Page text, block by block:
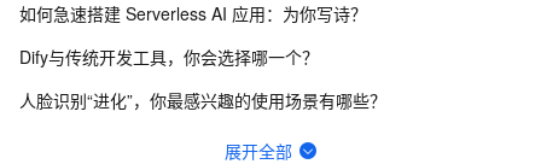
如何急速搭建 Serverless AI 应用：为你写诗？
Dify与传统开发工具，你会选择哪一个？
人脸识别“进化”，你最感兴趣的使用场景有哪些？
请问主域名备案了，子域名还要备案吗？
展开全部